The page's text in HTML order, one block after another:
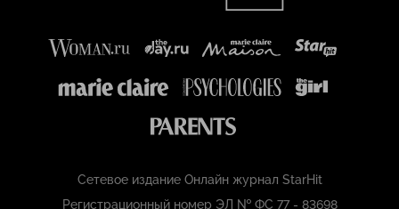
Сетевое издание Онлайн журнал StarHit
Регистрационный номер ЭЛ № ФС 77 - 83698